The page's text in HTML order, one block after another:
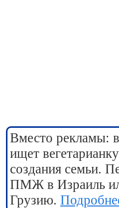
Вместо рекламы:
ищет
создания семьи.
ПМЖ в Израиль
Грузию.